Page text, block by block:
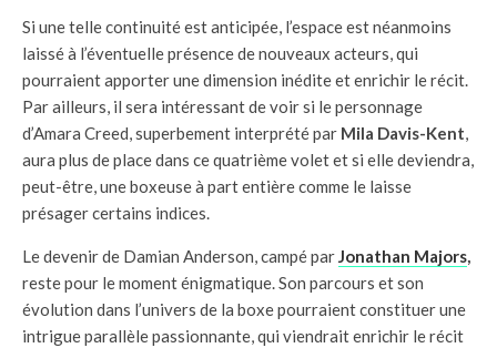
Si une telle continuité est anticipée, l’espace est néanmoins
laissé à l’éventuelle présence de nouveaux acteurs, qui
pourraient apporter une dimension inédite et enrichir le récit.
Par ailleurs, il sera intéressant de voir si le personnage
d’Amara Creed, superbement interprété par Mila Davis-Kent,
aura plus de place dans ce quatrième volet et si elle deviendra,
peut-être, une boxeuse à part entière comme le laisse
présager certains indices.
Le devenir de Damian Anderson, campé parJonathan Majors,
reste pour le moment énigmatique. Son parcours et son
évolution dans l’univers de la boxe pourraient constituer une
intrigue parallèle passionnante, qui viendrait enrichir le récit